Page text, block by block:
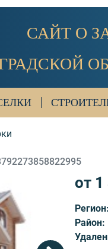
САЙТ О
от
Регион:
Район: